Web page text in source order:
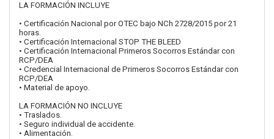
LA FORMACIÓN INCLUYE
• Certificación Nacional por OTEC bajo NCh 2728/2015 por 21
horas.
• Certificación Internacional STOP THE BLEED
• Certificación Internacional Primeros Socorros Estándar con
RCP/DEA
• Credencial Internacional de Primeros Socorros Estándar con
RCP/DEA
• Material de apoyo.
LA FORMACIÓN NO INCLUYE
• Traslados.
• Seguro individual de accidente.
• Alimentación.